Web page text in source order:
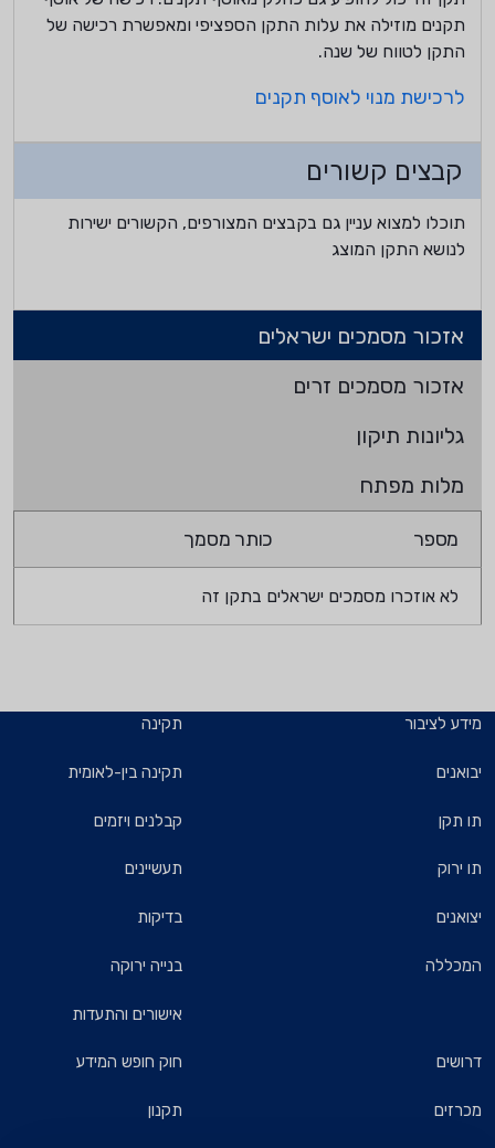
תקנים מוזילה את עלות התקן הספציפי ומאפשרת רכישה של
התקן לטווח של שנה.
לרכישת מנוי לאוסף תקנים
קבצים קשורים
תוכלו למצוא עניין גם בקבצים המצורפים, הקשורים ישירות
לנושא התקן המוצג
אזכור מסמכים ישראלים
אזכור מסמכים זרים
גליונות תיקון
מלות מפתח
מספר כותר מסמך
לא אוזכרו מסמכים ישראלים בתקן זה
מידע לציבור
יבואנים
תו תקן
תו ירוק
יצואנים
המכללה
תקינה
תקינה בין-לאומית
קבלנים ויזמים
תעשיינים
בדיקות
בנייה ירוקה
אישורים והתעדות
דרושים
מכרזים
חוק חופש המידע
תקנון